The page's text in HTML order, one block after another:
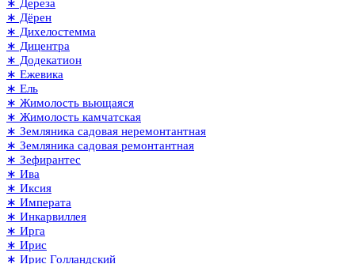
∗ Дереза
∗ Дёрен
∗ Дихелостемма
∗ Дицентра
∗ Додекатион
∗ Ежевика
∗ Ель
∗ Жимолость вьющаяся
∗ Жимолость камчатская
∗ Земляника садовая неремонтантная
∗ Земляника садовая ремонтантная
∗ Зефирантес
∗ Ива
∗ Иксия
∗ Императа
∗ Инкарвиллея
∗ Ирга
∗ Ирис
∗ Ирис Голландский